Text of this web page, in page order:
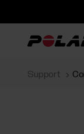
Support